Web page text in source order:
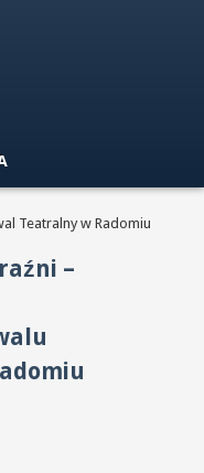
Teatralny w Radomiu
–